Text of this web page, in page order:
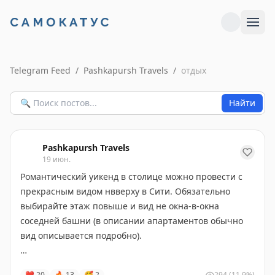
Telegram Feed / Pashkapursh Travels / отдых
Найти
Pashkapursh Travels
19 июн.
Романтический уикенд в столице можно провести с
прекрасным видом нвверху в Сити. Обязательно
выбирайте этаж повыше и вид не окна-в-окна
соседней башни (в описании апартаментов обычно
вид описывается подробно).